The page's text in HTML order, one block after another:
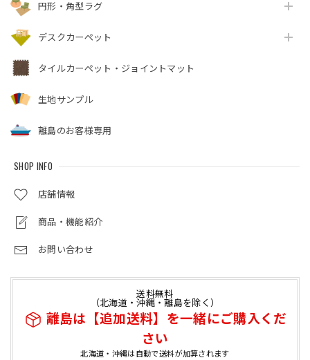
円形・角型ラグ
デスクカーペット
タイルカーペット・ジョイントマット
生地サンプル
離島のお客様専用
SHOP INFO
店舗情報
商品・機能紹介
お問い合わせ
送料無料
（北海道・沖縄・離島を除く）
離島は【追加送料】を一緒にご購入くだ
さい
北海道・沖縄は自動で送料が加算されます